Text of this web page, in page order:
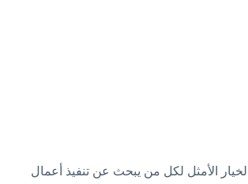
الخيار الأمثل لكل من يبحث عن تنفيذ أعمال